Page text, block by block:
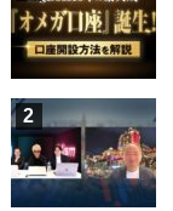
2